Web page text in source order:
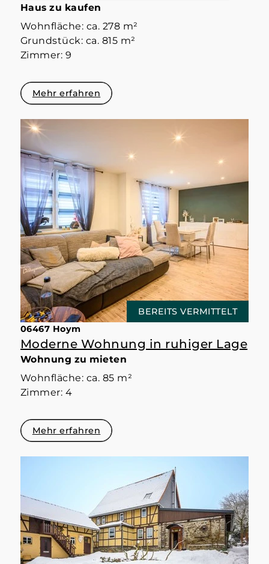
Haus zu kaufen
Wohnfläche: ca. 278 m²
Grundstück: ca. 815 m²
Zimmer: 9
Mehr erfahren
BEREITS VERMITTELT
06467 Hoym
Moderne Wohnung in ruhiger Lage
Wohnung zu mieten
Wohnfläche: ca. 85 m²
Zimmer: 4
Mehr erfahren